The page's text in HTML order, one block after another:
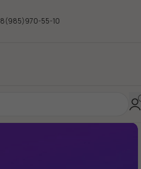
8(985)970-55-10